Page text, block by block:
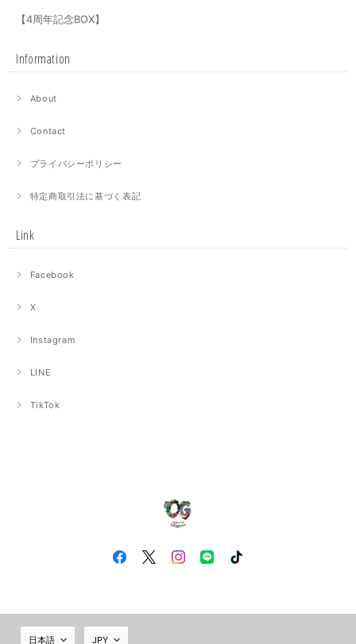
【4周年記念BOX】
Information
About
Contact
プライバシーポリシー
特定商取引法に基づく表記
Link
Facebook
X
Instagram
LINE
TikTok